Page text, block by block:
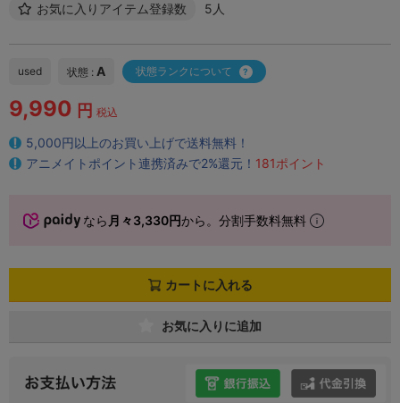
お気に入りアイテム登録数 5人
used 状態 : A 状態ランクについて
9,990 円 税込
5,000円以上のお買い上げで送料無料！
アニメイトポイント連携済みで2%還元！ 181ポイント
なら 月々3,330円から。分割手数料無料
カートに入れる
お気に入りに追加